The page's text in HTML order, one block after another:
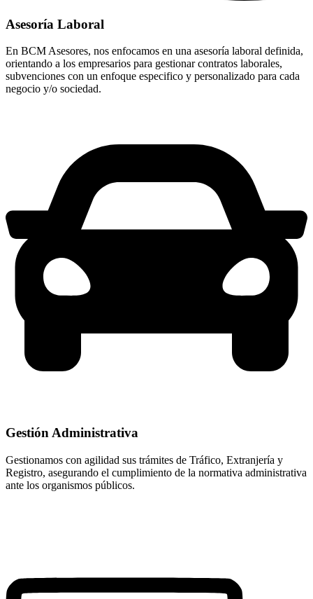
Asesoría Laboral
En BCM Asesores, nos enfocamos en una asesoría laboral definida,
orientando a los empresarios para gestionar contratos laborales,
subvenciones con un enfoque especifico y personalizado para cada
negocio y/o sociedad.
Gestión Administrativa
Gestionamos con agilidad sus trámites de Tráfico, Extranjería y
Registro, asegurando el cumplimiento de la normativa administrativa
ante los organismos públicos.